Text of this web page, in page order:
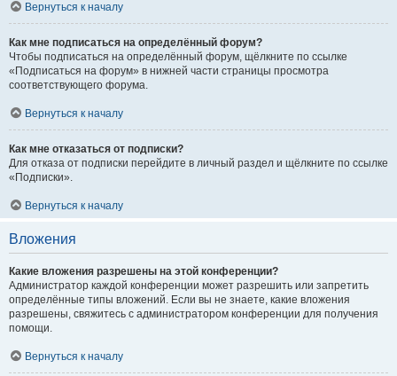
Вернуться к началу
Как мне подписаться на определённый форум?
Чтобы подписаться на определённый форум, щёлкните по ссылке
«Подписаться на форум» в нижней части страницы просмотра
соответствующего форума.
Вернуться к началу
Как мне отказаться от подписки?
Для отказа от подписки перейдите в личный раздел и щёлкните по ссылке
«Подписки».
Вернуться к началу
Вложения
Какие вложения разрешены на этой конференции?
Администратор каждой конференции может разрешить или запретить
определённые типы вложений. Если вы не знаете, какие вложения
разрешены, свяжитесь с администратором конференции для получения
помощи.
Вернуться к началу